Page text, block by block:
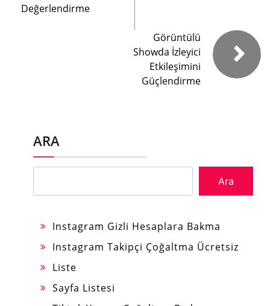
Değerlendirme
Görüntülü
Showda İzleyici
Etkileşimini
Güçlendirme
ARA
Ara
Instagram Gizli Hesaplara Bakma
Instagram Takipçi Çoğaltma Ücretsiz
Liste
Sayfa Listesi